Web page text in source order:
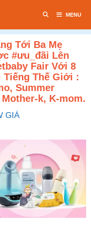
MENU
Tới Ba Mẹ
#ưu_đãi Lên
Fair Với 8
Tiếng Thế Giới :
Summer
k, K-mom.
GIÁ